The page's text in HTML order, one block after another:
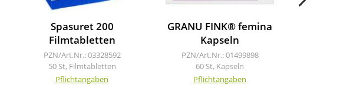
Spasuret 200
Filmtabletten
PZN/Art.Nr.: 03328592
50 St, Filmtabletten
Pflichtangaben
GRANU FINK® femina
Kapseln
PZN/Art.Nr.: 01499898
60 St, Kapseln
Pflichtangaben